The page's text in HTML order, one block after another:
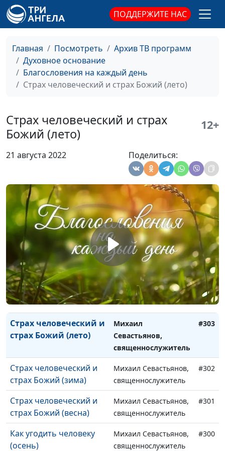
ПОДДЕРЖИТЕ НАС
Главная Посмотреть
Архив ТВ программ
Духовное основание
Благословения на каждый день
Страх человеческий и страх Божий (лето)
Страх человеческий и страх
Божий (лето)
12+
21 августа 2022 Поделиться:
Пастырь Мой (лето)
Михаил Севастьянов,
#311
Пастырь Мой (зима)
Михаил Севастьянов,
Пастырь Мой (весна)
Михаил Севастьянов,
священнослужитель
надеяться на себя?
(осень)
священнослужитель
Надеяться на Бога или
Михаил Севастьянов,
священнослужитель
Надеяться на Бога или
надеяться на себя?
(зима)
Михаил Севастьянов,
священнослужитель
#306
Надеяться на Бога или
надеяться на себя?
(весна)
Михаил Севастьянов,
священнослужитель
#305
Страх человеческий и
страх Божий (осень)
Михаил Севастьянов,
священнослужитель
#304
Страх человеческий и
страх Божий (лето)
Михаил
Севастьянов,
священнослужитель
#303
Страх человеческий и
страх Божий (зима)
Михаил Севастьянов,
священнослужитель
#302
Страх человеческий и
страх Божий (весна)
Михаил Севастьянов,
священнослужитель
#301
Как угодить человеку
(осень)
Михаил Севастьянов,
священнослужитель
#300